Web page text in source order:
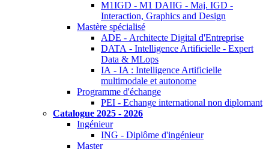
M1IGD - M1 DAIIG - Maj. IGD -
Interaction, Graphics and Design
Mastère spécialisé
ADE - Architecte Digital d'Entreprise
DATA - Intelligence Artificielle - Expert
Data & MLops
IA - IA : Intelligence Artificielle
multimodale et autonome
Programme d'échange
PEI - Echange international non diplomant
Catalogue 2025 - 2026
Ingénieur
ING - Diplôme d'ingénieur
Master